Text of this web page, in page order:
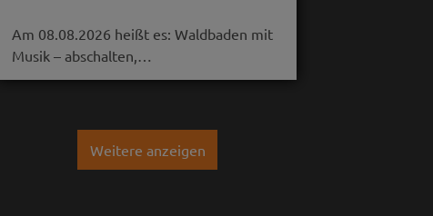
Am 08.08.2026 heißt es: Waldbaden mit
Musik – abschalten,…
Weitere anzeigen